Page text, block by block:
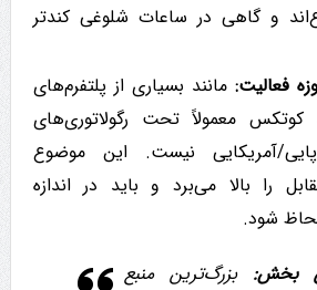
و گاهی در ساعات شلوغی کندتر
فعالیت:مانند بسیاری از پلتفرم‌های
کوتکس معمولاً تحت رگولاتوری‌های
آمریکایی نیست. این موضوع
را بالا می‌برد و باید در اندازه
شود.
بخش: بزرگ‌ترین منبع